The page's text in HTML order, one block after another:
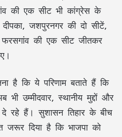
की एक सीट भी कांग्रेस के
जशपुरनगर की दो सीटें,
की एक सीट जीतकर
है कि ये परिणाम बताते हैं कि
भी उम्मीदवार, स्थानीय मुद्दों और
दे रहे हैं। सुशासन तिहार के बीच
दिया है कि भाजपा को